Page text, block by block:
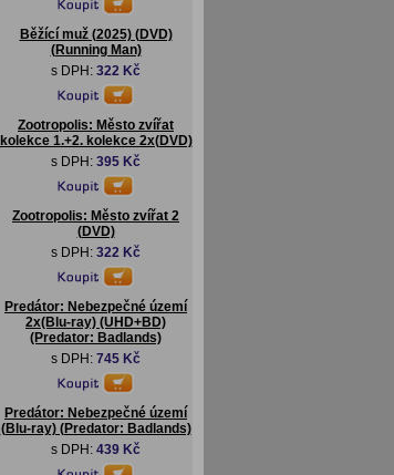
Běžící muž (2025) (DVD)
(Running Man)
s DPH: 322 Kč
Zootropolis: Město zvířat
kolekce 1.+2. kolekce 2x(DVD)
s DPH: 395 Kč
Zootropolis: Město zvířat 2
(DVD)
s DPH: 322 Kč
Predátor: Nebezpečné území
2x(Blu-ray) (UHD+BD)
(Predator: Badlands)
s DPH: 745 Kč
Predátor: Nebezpečné území
(Blu-ray) (Predator: Badlands)
s DPH: 439 Kč